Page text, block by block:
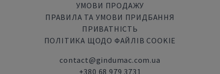
УМОВИ ПРОДАЖУ
ПРАВИЛА ТА УМОВИ ПРИДБАННЯ
ПРИВАТНІСТЬ
ПОЛІТИКА ЩОДО ФАЙЛІВ COOKIE
contact@gindumac.com.ua
+380 68 979 3731